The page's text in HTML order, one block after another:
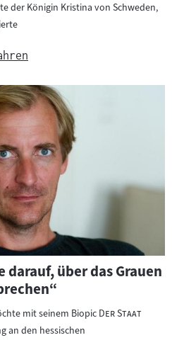
der Königin Kristina von Schweden,
über das Grauen
mit seinem Biopic "Der Staat
an den hessischen